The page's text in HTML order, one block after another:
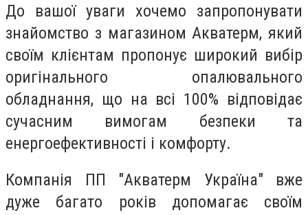
До вашої уваги хочемо запропонувати
знайомство з магазином Акватерм, який
своїм клієнтам пропонує широкий вибір
оригінального опалювального
обладнання, що на всі 100% відповідає
сучасним вимогам безпеки та
енергоефективності і комфорту.
Компанія ПП "Акватерм Україна" вже
дуже багато років допомагає своїм